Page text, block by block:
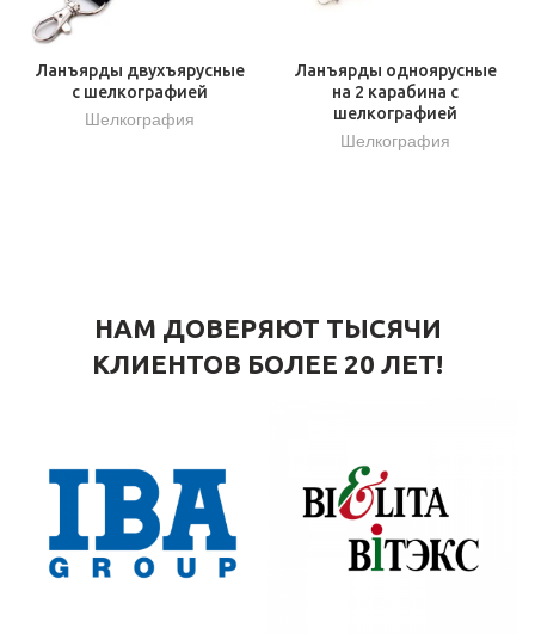
Ланъярды двухъярусные
с шелкографией
Шелкография
Ланъярды одноярусные
на 2 карабина с
шелкографией
Шелкография
НАМ ДОВЕРЯЮТ ТЫСЯЧИ
КЛИЕНТОВ БОЛЕЕ 20 ЛЕТ!